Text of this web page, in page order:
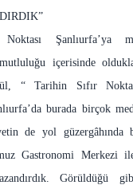
Şanlıurfa’ya
içerisinde
“ Tarihin Sıfır
burada birçok
de yol güzergâhında
Gastronomi Merkezi
Görüldüğü